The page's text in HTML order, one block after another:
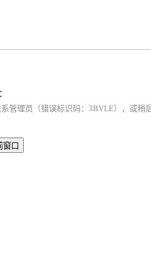
管理员（错误标识码：3BVLE），或稍